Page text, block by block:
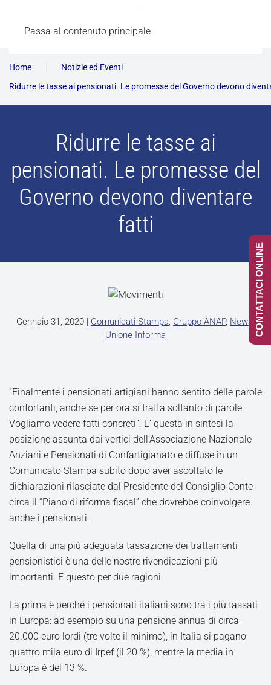
Passa al contenuto principale
Home
Notizie ed Eventi
Ridurre le tasse ai pensionati. Le promesse del Governo devono
Ridurre le tasse ai
pensionati. Le promesse del
Governo devono diventare
fatti
Gennaio 31, 2020 | Comunicati Stampa, Gruppo ANAP, News
Unione Informa
“Finalmente i pensionati artigiani hanno sentito delle parole
confortanti, anche se per ora si tratta soltanto di parole.
Vogliamo vedere fatti concreti”. E’ questa in sintesi la
posizione assunta dai vertici dell’Associazione Nazionale
Anziani e Pensionati di Confartigianato e diffuse in un
Comunicato Stampa subito dopo aver ascoltato le
dichiarazioni rilasciate dal Presidente del Consiglio Conte
circa il “Piano di riforma fiscal” che dovrebbe coinvolgere
anche i pensionati.
Quella di una più adeguata tassazione dei trattamenti
pensionistici è una delle nostre rivendicazioni più
importanti. E questo per due ragioni.
La prima è perché i pensionati italiani sono tra i più tassati
in Europa: ad esempio su una pensione annua di circa
20.000 euro lordi (tre volte il minimo), in Italia si pagano
quattro mila euro di Irpef (il 20 %), mentre la media in
Europa è del 13 %.
CONTATTACI ONLINE